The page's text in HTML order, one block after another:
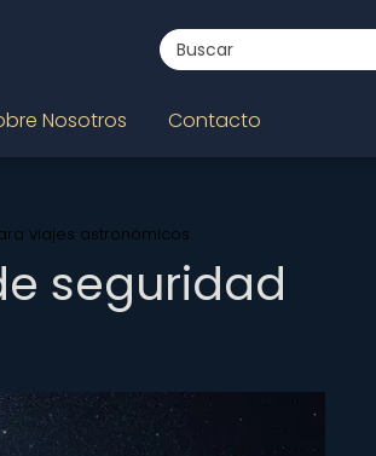
Nosotros Contacto
viajes astronómicos
seguridad